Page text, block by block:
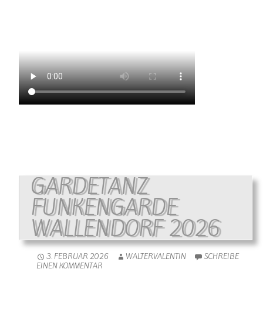
GARDETANZ
FUNKENGARDE
WALLENDORF 2026
3. FEBRUAR 2026 WALTERVALENTIN
SCHREIBE
EINEN KOMMENTAR